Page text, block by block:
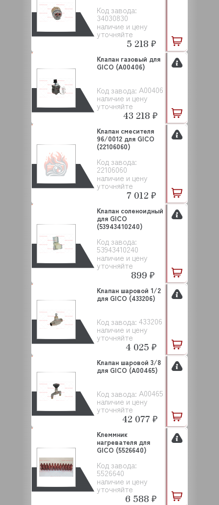
Код завода:
34030830
наличие и цену
уточняйте
5 218 ₽
Код завода: A00406
наличие и цену
уточняйте
Клапан газовый для
GICO (A00406)
43 218 ₽
Код завода:
22106060
наличие и цену
уточняйте
Клапан смесителя
96/0012 для GICO
(22106060)
7 012 ₽
Код завода:
53943410240
наличие и цену
уточняйте
Клапан соленоидный
для GICO
(53943410240)
899 ₽
Код завода: 433206
наличие и цену
уточняйте
Клапан шаровой 1/2
для GICO (433206)
4 025 ₽
Код завода: A00465
наличие и цену
уточняйте
Клапан шаровой 3/8
для GICO (A00465)
42 077 ₽
Код завода:
5526640
наличие и цену
уточняйте
Клеммник
нагревателя для
GICO (5526640)
6 588 ₽